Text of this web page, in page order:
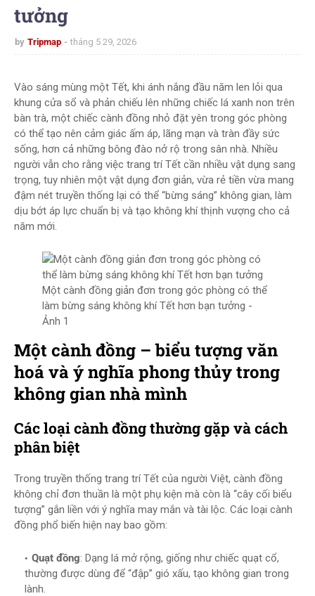
tưởng
by Tripmap tháng 5 29, 2026
Vào sáng mùng một Tết, khi ánh nắng đầu năm len lỏi qua
khung cửa sổ và phản chiếu lên những chiếc lá xanh non trên
bàn trà, một chiếc cành đồng nhỏ đặt yên trong góc phòng
có thể tạo nên cảm giác ấm áp, lãng mạn và tràn đầy sức
sống, hơn cả những bông đào nở rộ trong sân nhà. Nhiều
người vẫn cho rằng việc trang trí Tết cần nhiều vật dụng sang
trọng, tuy nhiên một vật dụng đơn giản, vừa rẻ tiền vừa mang
đậm nét truyền thống lại có thể “bừng sáng” không gian, làm
dịu bớt áp lực chuẩn bị và tạo không khí thịnh vượng cho cả
năm mới.
Một cành đồng giản đơn trong góc phòng có thể
làm bừng sáng không khí Tết hơn bạn tưởng -
Ảnh 1
Một cành đồng – biểu tượng văn
hoá và ý nghĩa phong thủy trong
không gian nhà mình
Các loại cành đồng thường gặp và cách
phân biệt
Trong truyền thống trang trí Tết của người Việt, cành đồng
không chỉ đơn thuần là một phụ kiện mà còn là “cây cối biểu
tượng” gắn liền với ý nghĩa may mắn và tài lộc. Các loại cành
đồng phổ biến hiện nay bao gồm:
Quạt đồng: Dạng lá mở rộng, giống như chiếc quạt cổ,
thường được dùng để “đập” gió xấu, tạo không gian trong
lành.